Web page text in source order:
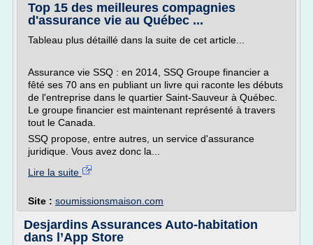
Top 15 des meilleures compagnies
d'assurance vie au Québec ...
Tableau plus détaillé dans la suite de cet article...
Assurance vie SSQ : en 2014, SSQ Groupe financier a
fêté ses 70 ans en publiant un livre qui raconte les débuts
de l'entreprise dans le quartier Saint-Sauveur à Québec.
Le groupe financier est maintenant représenté à travers
tout le Canada.
SSQ propose, entre autres, un service d'assurance
juridique. Vous avez donc la...
Lire la suite
Site : soumissionsmaison.com
Desjardins Assurances Auto-habitation
dans l’App Store